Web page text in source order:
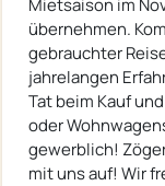
übernehmen.
gebrauchter
jahrelangen
Tat beim Kauf
oder
gewerblich!
mit uns auf! Wir